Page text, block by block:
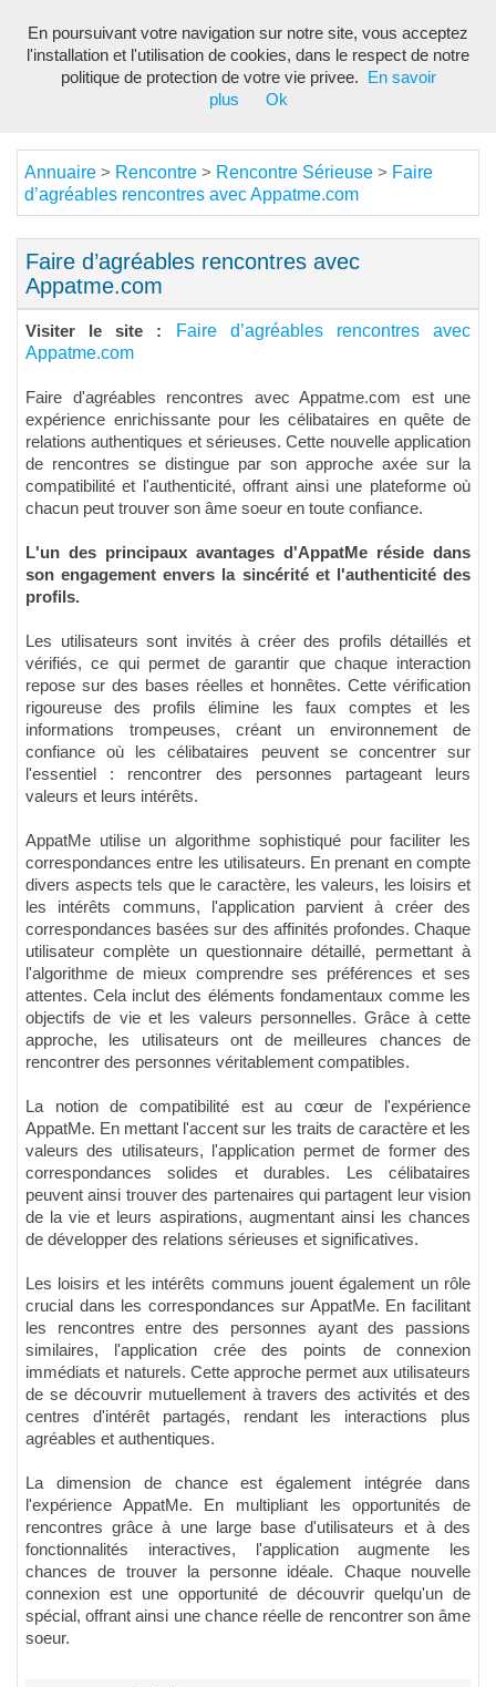
Annuaire > Rencontre > Rencontre Sérieuse > Faire
d’agréables rencontres avec Appatme.com
Faire d’agréables rencontres avec
Appatme.com
Visiter le site :
Faire d’agréables rencontres avec
Appatme.com
Faire d'agréables rencontres avec Appatme.com est une
expérience enrichissante pour les célibataires en quête de
relations authentiques et sérieuses. Cette nouvelle application
de rencontres se distingue par son approche axée sur la
compatibilité et l'authenticité, offrant ainsi une plateforme où
chacun peut trouver son âme soeur en toute confiance.
L'un des principaux avantages d'AppatMe réside dans
son engagement envers la sincérité et l'authenticité des
profils.
Les utilisateurs sont invités à créer des profils détaillés et
vérifiés, ce qui permet de garantir que chaque interaction
repose sur des bases réelles et honnêtes. Cette vérification
rigoureuse des profils élimine les faux comptes et les
informations trompeuses, créant un environnement de
confiance où les célibataires peuvent se concentrer sur
l'essentiel : rencontrer des personnes partageant leurs
valeurs et leurs intérêts.
AppatMe utilise un algorithme sophistiqué pour faciliter les
correspondances entre les utilisateurs. En prenant en compte
divers aspects tels que le caractère, les valeurs, les loisirs et
les intérêts communs, l'application parvient à créer des
correspondances basées sur des affinités profondes. Chaque
utilisateur complète un questionnaire détaillé, permettant à
l'algorithme de mieux comprendre ses préférences et ses
attentes. Cela inclut des éléments fondamentaux comme les
objectifs de vie et les valeurs personnelles. Grâce à cette
approche, les utilisateurs ont de meilleures chances de
rencontrer des personnes véritablement compatibles.
La notion de compatibilité est au cœur de l'expérience
AppatMe. En mettant l'accent sur les traits de caractère et les
valeurs des utilisateurs, l'application permet de former des
correspondances solides et durables. Les célibataires
peuvent ainsi trouver des partenaires qui partagent leur vision
de la vie et leurs aspirations, augmentant ainsi les chances
de développer des relations sérieuses et significatives.
Les loisirs et les intérêts communs jouent également un rôle
crucial dans les correspondances sur AppatMe. En facilitant
les rencontres entre des personnes ayant des passions
similaires, l'application crée des points de connexion
immédiats et naturels. Cette approche permet aux utilisateurs
de se découvrir mutuellement à travers des activités et des
centres d'intérêt partagés, rendant les interactions plus
agréables et authentiques.
La dimension de chance est également intégrée dans
l'expérience AppatMe. En multipliant les opportunités de
rencontres grâce à une large base d'utilisateurs et à des
fonctionnalités interactives, l'application augmente les
chances de trouver la personne idéale. Chaque nouvelle
connexion est une opportunité de découvrir quelqu'un de
spécial, offrant ainsi une chance réelle de rencontrer son âme
soeur.
En poursuivant votre navigation sur notre site, vous acceptez
l'installation et l'utilisation de cookies, dans le respect de notre
politique de protection de votre vie privee.
En savoir
plus
Ok